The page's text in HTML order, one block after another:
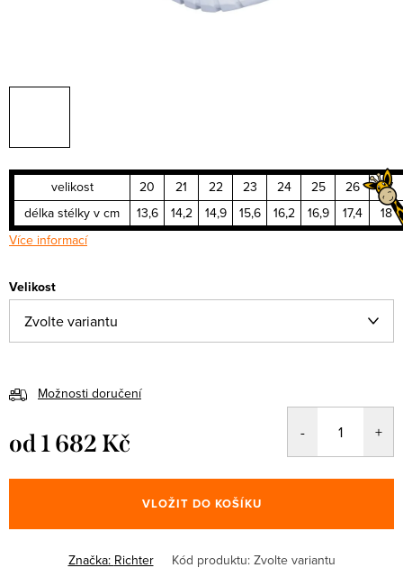
velikost 20 21 22 23 24 25 26
27
délka stélky v cm
13,6 14,2 14,9 15,6 16,2 16,9 17,4
18
Více informací
Velikost
Možnosti doručení
od1 682 Kč
cena:
VLOŽIT DO KOŠÍKU
Značka: Richter Kód produktu: Zvolte variantu